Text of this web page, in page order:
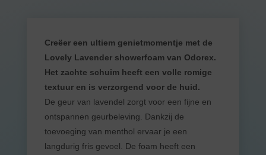
Creëer een ultiem genietmomentje met de
Lovely Lavender showerfoam van Odorex.
Het zachte schuim heeft een volle romige
textuur en is verzorgend voor de huid.
De geur van lavendel zorgt voor een fijne en
ontspannen geurbeleving. Dankzij de
toevoeging van menthol ervaar je een
langdurig fris gevoel. De foam heeft een